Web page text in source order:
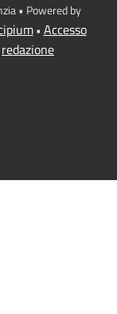
• Powered by
• Accesso
redazione